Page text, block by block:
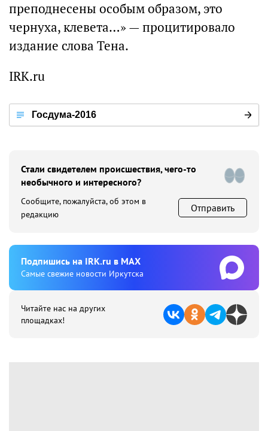
преподнесены особым образом, это
чернуха, клевета…» — процитировало
издание слова Тена.
IRK.ru
Госдума-2016
Стали свидетелем происшествия, чего-то
необычного и интересного?
Сообщите, пожалуйста, об этом в
редакцию
Отправить
Подпишиcь на IRK.ru в MAX
Cамые свежие новости Иркутска
Читайте нас на других
площадках!